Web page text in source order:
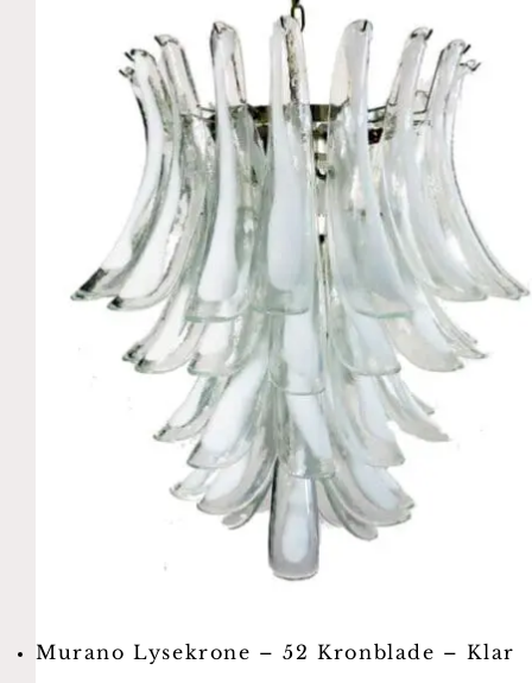
Murano Lysekrone – 52 Kronblade – Klar